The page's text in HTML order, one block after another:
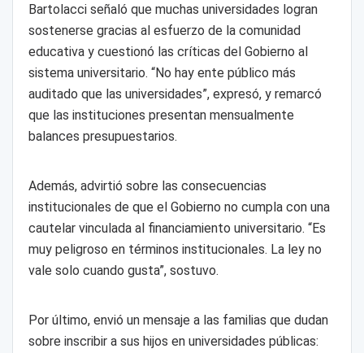
Bartolacci señaló que muchas universidades logran
sostenerse gracias al esfuerzo de la comunidad
educativa y cuestionó las críticas del Gobierno al
sistema universitario. “No hay ente público más
auditado que las universidades”, expresó, y remarcó
que las instituciones presentan mensualmente
balances presupuestarios.
Además, advirtió sobre las consecuencias
institucionales de que el Gobierno no cumpla con una
cautelar vinculada al financiamiento universitario. “Es
muy peligroso en términos institucionales. La ley no
vale solo cuando gusta”, sostuvo.
Por último, envió un mensaje a las familias que dudan
sobre inscribir a sus hijos en universidades públicas: